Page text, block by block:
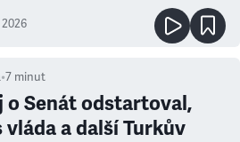
2026
•7 minut
o Senát odstartoval,
a další Turkův